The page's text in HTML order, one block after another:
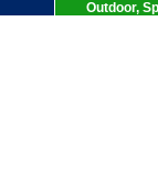
Outdoor,